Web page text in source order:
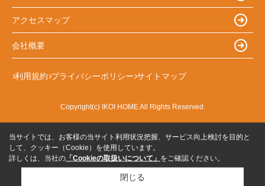
アクセスマップ
会社概要
利用規約 プライバシーポリシー サイトマップ
Copyright(c) IKOI HOME All Rights Reserved.
当サイトでは、お客様の当サイト利用状況把握、サービス向上検討を目的と
して、クッキー（Cookie）を使用しています。
詳しくは、当社の 「Cookieの取扱いについて」 をご確認ください。
閉じる